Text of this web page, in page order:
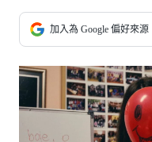
加入為 Google 偏好來源